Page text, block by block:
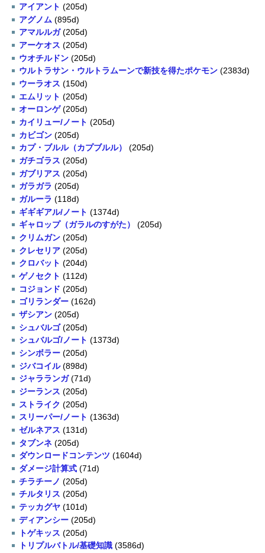
アイアント (205d)
アグノム (895d)
アマルルガ(205d)
アーケオス (205d)
ウオチルドン (205d)
ウルトラサン・ウルトラムーンで新技を得たポケモン (2383d)
ウーラオス (150d)
エムリット (205d)
オーロンゲ(205d)
カイリュー/ノート (205d)
カビゴン (205d)
カプ・ブルル（カプブルル）
(205d)
ガチゴラス (205d)
ガブリアス (205d)
ガラガラ (205d)
ガルーラ (118d)
ギギギアル/ノート (1374d)
ギャロップ（ガラルのすがた）
(205d)
クリムガン (205d)
クレセリア (205d)
クロバット (204d)
ゲノセクト (112d)
コジョンド (205d)
ゴリランダー (162d)
ザシアン (205d)
シュバルゴ(205d)
シュバルゴ/ノート (1373d)
シンボラー (205d)
ジバコイル(898d)
ジャラランガ(71d)
ジーランス (205d)
ストライク (205d)
スリーパー/ノート (1363d)
ゼルネアス (131d)
タブンネ (205d)
ダウンロードコンテンツ (1604d)
ダメージ計算式 (71d)
チラチーノ (205d)
チルタリス (205d)
テッカグヤ (101d)
ディアンシー (205d)
トゲキッス (205d)
トリプルバトル/基礎知識 (3586d)